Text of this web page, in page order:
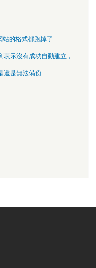
站的格式都跑掉了
示沒有成功自動建立，
還是無法備份